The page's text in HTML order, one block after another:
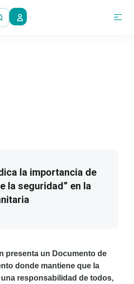
la importancia de
la seguridad” en la
presenta un Documento de
donde mantiene que la
responsabilidad de todos,